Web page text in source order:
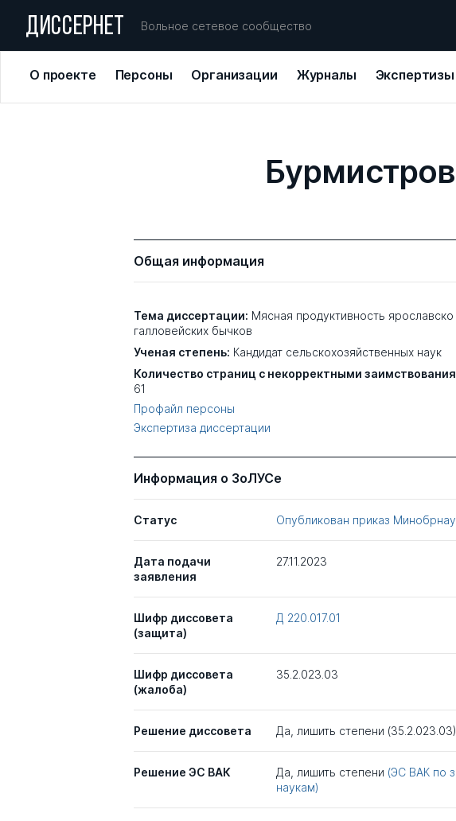
ДИССЕРНЕТ Вольное сетевое сообщество
О проекте Персоны Организации Журналы Экспертизы
Общая информация
Тема диссертации: Мясная продуктивность ярославско
галловейских бычков
Ученая степень: Кандидат сельскохозяйственных наук
Количество страниц с некорректными
61
Профайл персоны
Экспертиза диссертации
Информация о ЗоЛУСе
Статус Опубликован приказ
Дата подачи
заявления
27.11.2023
Шифр диссовета
(защита)
Д 220.017.01
Шифр диссовета
(жалоба)
35.2.023.03
Решение диссовета Да, лишить степени (35.2.023.03)
Решение ЭС ВАК Да, лишить степени (ЭС ВАК по
наукам)